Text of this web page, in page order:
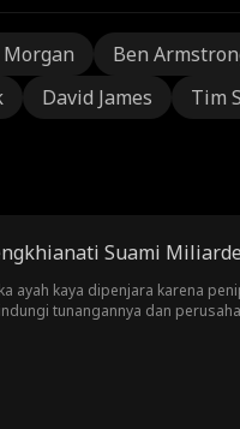
Morgan Ben
David James Tim
Suami
ayah kaya dipenjara karena
tunangannya dan